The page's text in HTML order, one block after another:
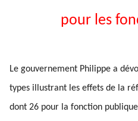
pour les
Le gouvernement Philippe a
types illustrant les effets de la
dont 26 pour la fonction